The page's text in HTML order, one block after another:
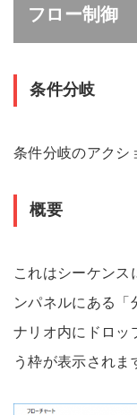
フロー制御
条件分岐
条件分岐のアクシ
概要
これはシーケンス
ンパネルにある「
ナリオ内にドロッ
う枠が表示されま